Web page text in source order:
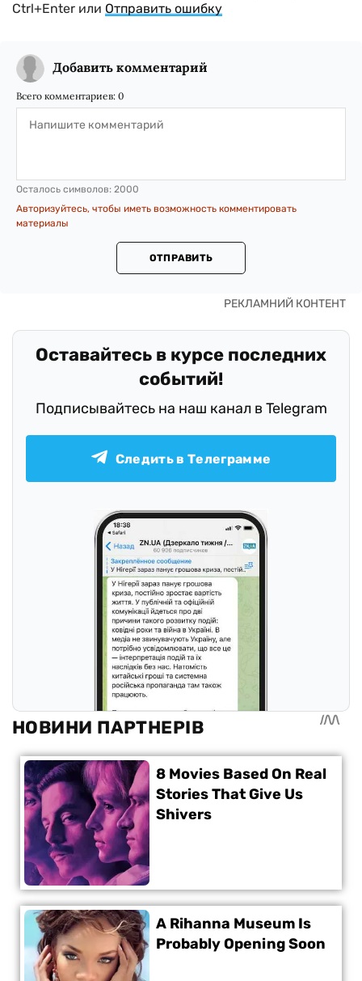
Ctrl+Enter или Отправить ошибку
Добавить комментарий
Всего комментариев: 0
Осталось символов: 2000
Авторизуйтесь, чтобы иметь возможность комментировать
материалы
ОТПРАВИТЬ
Оставайтесь в курсе последних
событий!
Подписывайтесь на наш канал в Telegram
Следить в Телеграмме